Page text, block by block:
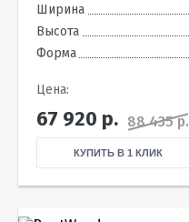
Ширина
Высота
Форма
Цена:
67 920 р. 88 435 р.
КУПИТЬ В 1 КЛИК